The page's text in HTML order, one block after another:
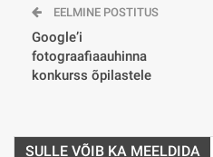
EELMINE POSTITUS
Google’i
fotograafiaauhinna
konkurss õpilastele
SULLE VÕIB KA MEELDIDA